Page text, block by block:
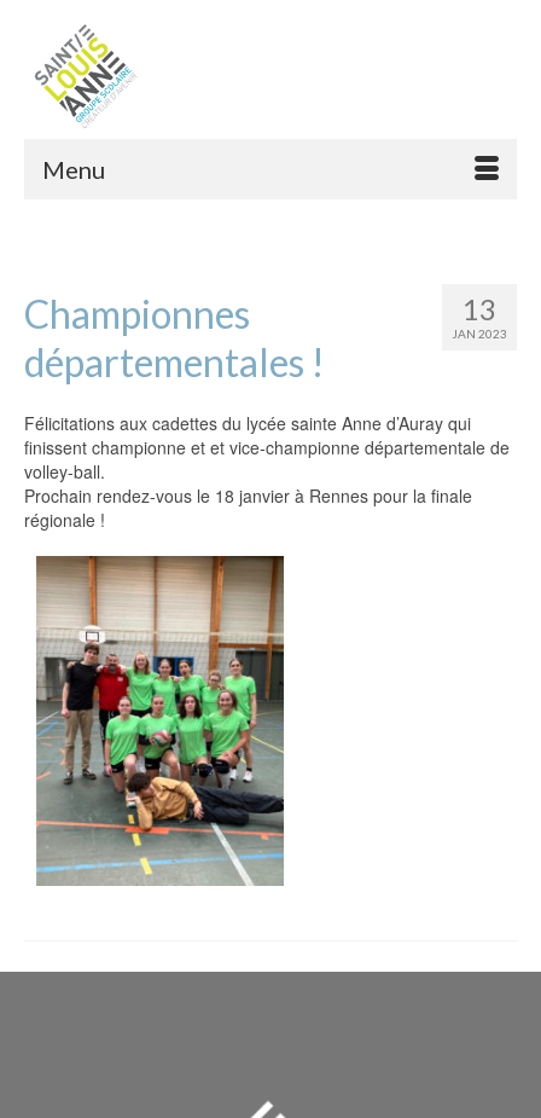
Menu
13
JAN 2023
Championnes
départementales !
Félicitations aux cadettes du lycée sainte Anne d’Auray qui
finissent championne et et vice-championne départementale de
volley-ball.
Prochain rendez-vous le 18 janvier à Rennes pour la finale
régionale !